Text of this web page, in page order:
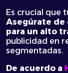
Es crucial que
Asegúrate de
para un alto
publicidad en
segmentadas.
De acuerdo a